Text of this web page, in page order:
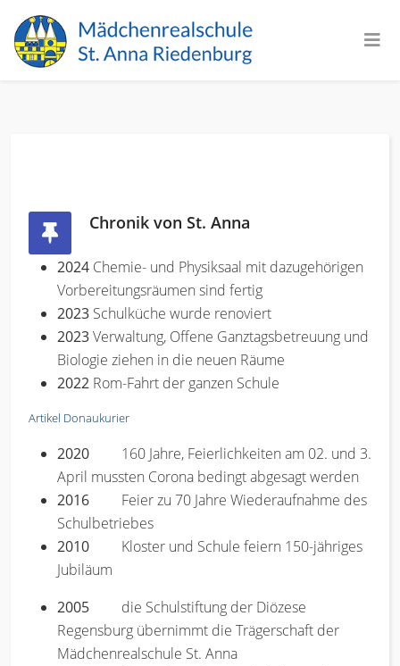
Chronik von St. Anna
2024 Chemie- und Physiksaal mit dazugehörigen
Vorbereitungsräumen sind fertig
2023 Schulküche wurde renoviert
2023Verwaltung, Offene Ganztagsbetreuung und
Biologie ziehen in die neuen Räume
2022 Rom-Fahrt der ganzen Schule
Artikel Donaukurier
2020
160 Jahre, Feierlichkeiten am 02. und 3.
April mussten Corona bedingt abgesagt werden
2016 Feier zu 70 Jahre Wiederaufnahme des
Schulbetriebes
2010 Kloster und Schule feiern 150-jähriges
Jubiläum
2005 die Schulstiftung der Diözese
Regensburg übernimmt die Trägerschaft der
Mädchenrealschule St. Anna